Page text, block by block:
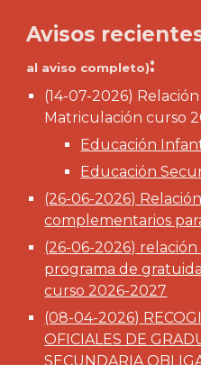
Avisos
al aviso completo):
(14-07-2026)
Matriculación curso
Educación
Educación
(26-06-2026)
complementarios
(26-06-2026) relación
programa de
curso 2026-2027
(08-04-2026)
OFICIALES DE
SECUNDARIA